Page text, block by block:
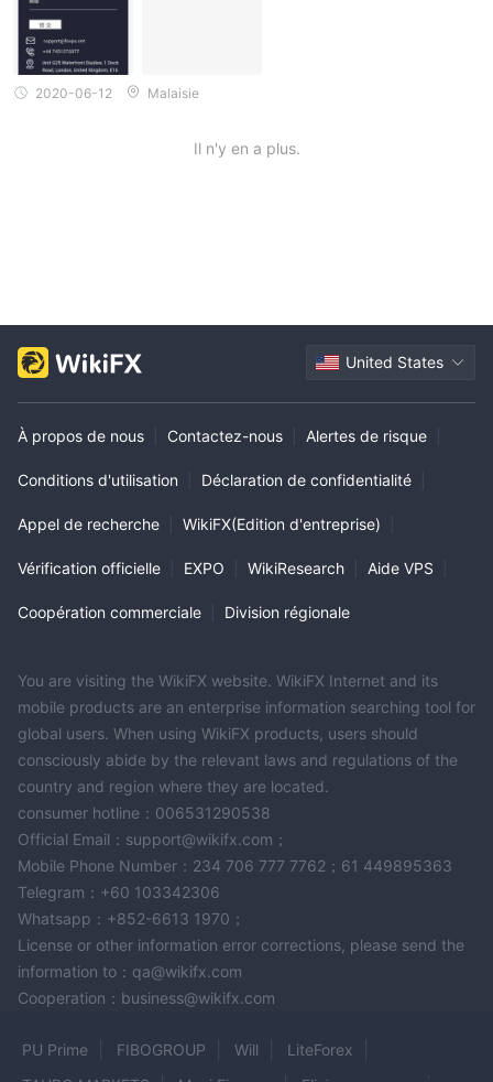
2020-06-12 Malaisie
Il n'y en a plus.
United States
À propos de nous Contactez-nous Alertes de risque
Conditions d'utilisation Déclaration de confidentialité
Appel de recherche WikiFX(Edition d'entreprise)
Vérification officielle EXPO WikiResearch Aide VPS
Coopération commerciale Division régionale
You are visiting the WikiFX website. WikiFX Internet and its
mobile products are an enterprise information searching tool for
global users. When using WikiFX products, users should
consciously abide by the relevant laws and regulations of the
country and region where they are located.
consumer hotline：006531290538
Official Email：support@wikifx.com；
Mobile Phone Number：234 706 777 7762；61 449895363
Telegram：+60 103342306
Whatsapp：+852-6613 1970；
License or other information error corrections, please send the
information to：qa@wikifx.com
Cooperation：business@wikifx.com
PU Prime FIBOGROUP Will
LiteForex